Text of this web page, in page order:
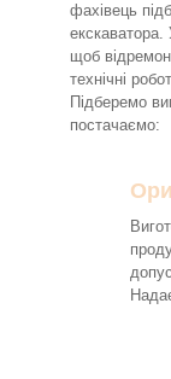
фахівець
екскаватора.
щоб
технічні
Підберемо
постачаємо: